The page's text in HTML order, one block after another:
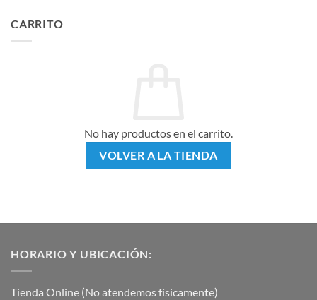
CARRITO
No hay productos en el carrito.
VOLVER A LA TIENDA
HORARIO Y UBICACIÓN:
Tienda Online (No atendemos físicamente)